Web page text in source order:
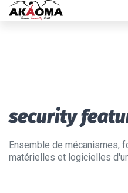
security
Ensemble de mécanismes,
matérielles et logicielles